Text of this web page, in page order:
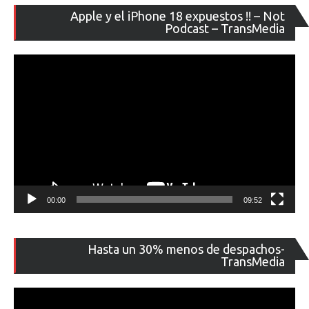
Apple y el iPhone 18 expuestos !! – Not
Podcast – TransMedia
de
00:00 09:52
Hasta un 30% menos de despachos-
TransMedia
de